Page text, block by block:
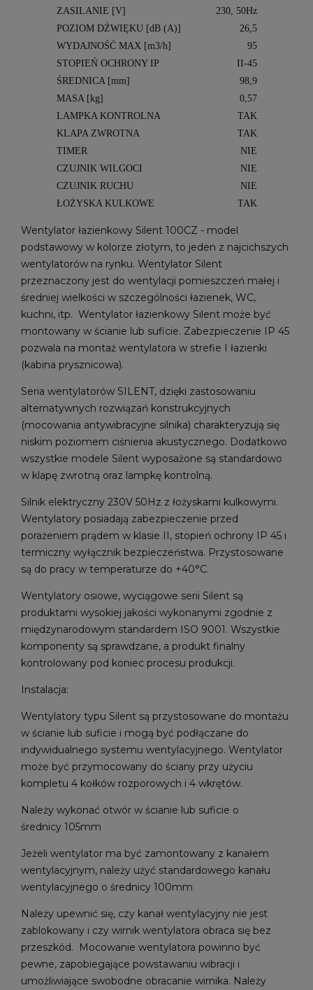
ZASILANIE [V]
230, 50Hz
POZIOM DŹWIĘKU [dB (A)]
26,5
WYDAJNOŚĆ MAX [m3/h]
95
STOPIEŃ OCHRONY IP
II-45
ŚREDNICA [mm]
98,9
MASA [kg]
0,57
LAMPKA KONTROLNA
TAK
KLAPA ZWROTNA
TAK
TIMER
NIE
CZUJNIK WILGOCI
NIE
CZUJNIK RUCHU
NIE
ŁOŻYSKA KULKOWE
TAK
Wentylator łazienkowy Silent 100CZ - model
podstawowy w kolorze złotym, to jeden z najcichszych
wentylatorów na rynku. Wentylator Silent
przeznaczony jest do wentylacji pomieszczeń małej i
średniej wielkości w szczególności łazienek, WC,
kuchni, itp. Wentylator łazienkowy Silent może być
montowany w ścianie lub suficie. Zabezpieczenie IP 45
pozwala na montaż wentylatora w strefie I łazienki
(kabina prysznicowa).
Seria wentylatorów SILENT, dzięki zastosowaniu
alternatywnych rozwiązań konstrukcyjnych
(mocowania antywibracyjne silnika) charakteryzują się
niskim poziomem ciśnienia akustycznego. Dodatkowo
wszystkie modele Silent wyposażone są standardowo
w klapę zwrotną oraz lampkę kontrolną.
Silnik elektryczny 230V 50Hz z łożyskami kulkowymi.
Wentylatory posiadają zabezpieczenie przed
porażeniem prądem w klasie II, stopień ochrony IP 45 i
termiczny wyłącznik bezpieczeństwa. Przystosowane
są do pracy w temperaturze do +40°C.
Wentylatory osiowe, wyciągowe serii Silent są
produktami wysokiej jakości wykonanymi zgodnie z
międzynarodowym standardem ISO 9001. Wszystkie
komponenty są sprawdzane, a produkt finalny
kontrolowany pod koniec procesu produkcji.
Instalacja:
Wentylatory typu Silent są przystosowane do montażu
w ścianie lub suficie i mogą być podłączane do
indywidualnego systemu wentylacyjnego. Wentylator
może być przymocowany do ściany przy użyciu
kompletu 4 kołków rozporowych i 4 wkrętów.
Należy wykonać otwór w ścianie lub suficie o
średnicy 105mm
Jeżeli wentylator ma być zamontowany z kanałem
wentylacyjnym, należy użyć standardowego kanału
wentylacyjnego o średnicy 100mm
Należy upewnić się, czy kanał wentylacyjny nie jest
zablokowany i czy wirnik wentylatora obraca się bez
przeszkód. Mocowanie wentylatora powinno być
pewne, zapobiegające powstawaniu wibracji i
umożliwiające swobodne obracanie wirnika. Należy